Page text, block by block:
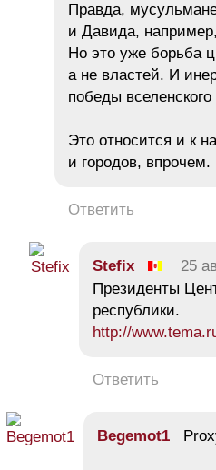
Правда,
и Давида,
Но это уже борьба
а не властей. И
победы
Это относится и к
и городов, впрочем.
Ответить
Stefix 25
Президенты
республики.
http://
Ответить
Begemot1